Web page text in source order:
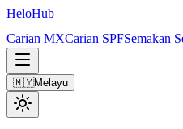
HeloHub
Carian MXCarian SPFSemakan
🇲🇾Melayu